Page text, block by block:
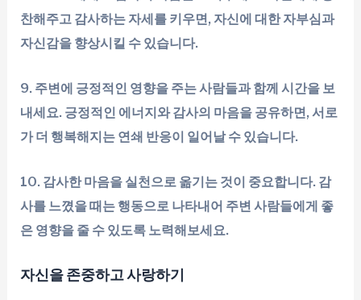
찬해주고 감사하는 자세를 키우면, 자신에 대한 자부심과
자신감을 향상시킬 수 있습니다.
9. 주변에 긍정적인 영향을 주는 사람들과 함께 시간을 보
내세요. 긍정적인 에너지와 감사의 마음을 공유하면, 서로
가 더 행복해지는 연쇄 반응이 일어날 수 있습니다.
10. 감사한 마음을 실천으로 옮기는 것이 중요합니다. 감
사를 느꼈을 때는 행동으로 나타내어 주변 사람들에게 좋
은 영향을 줄 수 있도록 노력해보세요.
자신을 존중하고 사랑하기